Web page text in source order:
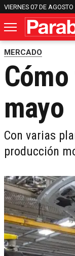
VIERNES 07 DE
MERCADO
mayo
Con varias
producción